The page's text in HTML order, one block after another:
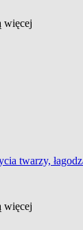
więcej
twarzy,
więcej